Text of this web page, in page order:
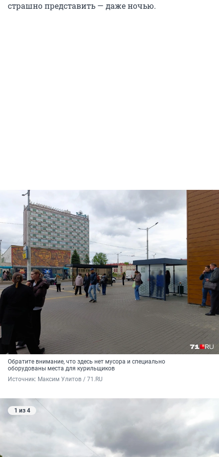
страшно представить — даже ночью.
Обратите внимание, что здесь нет мусора и специально
оборудованы места для курильщиков
Источник: Максим Улитов / 71.RU
1 из 4